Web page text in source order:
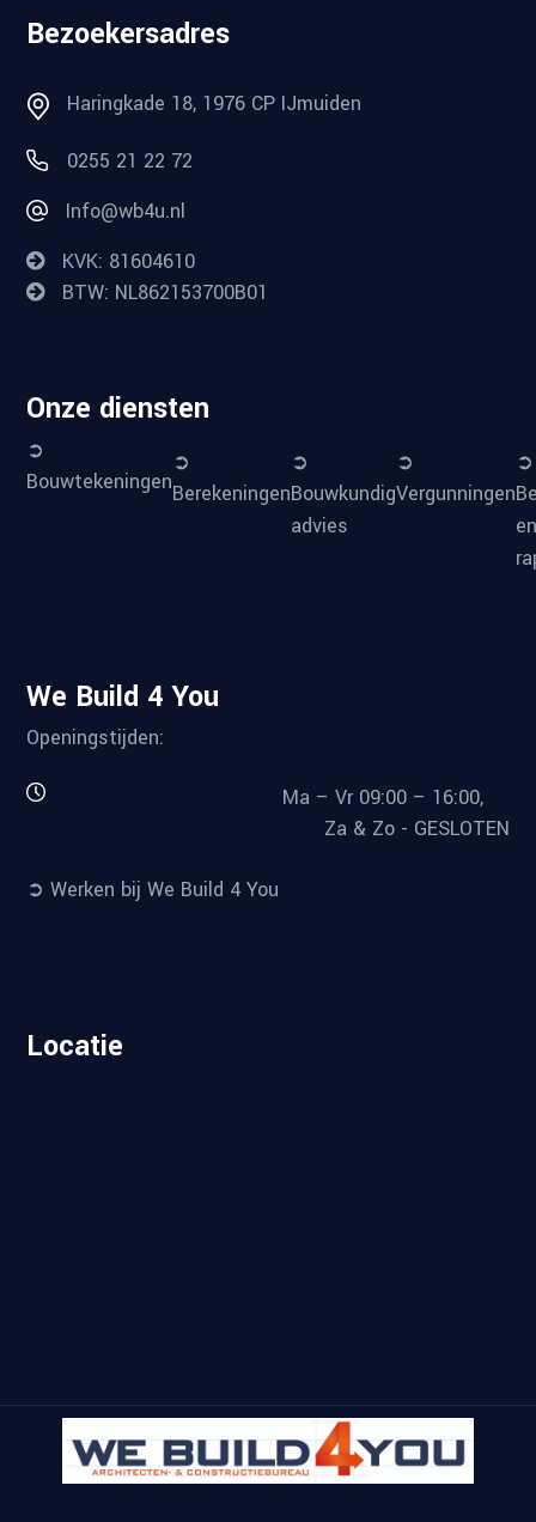
Bezoekersadres
Haringkade 18, 1976 CP IJmuiden
0255 21 22 72
Info@wb4u.nl
KVK: 81604610
BTW: NL862153700B01
Onze diensten
➲
Bouwtekeningen
➲
Berekeningen
➲
Bouwkundig
advies
➲
Vergunningen
➲
We Build 4 You
Openingstijden:
Ma – Vr 09:00 – 16:00,
Za & Zo - GESLOTEN
➲ Werken bij We Build 4 You
Locatie